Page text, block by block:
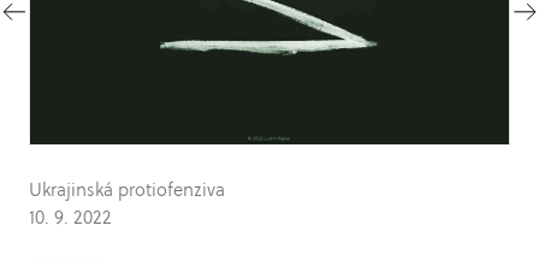
Ukrajinská protiofenziva
10. 9. 2022